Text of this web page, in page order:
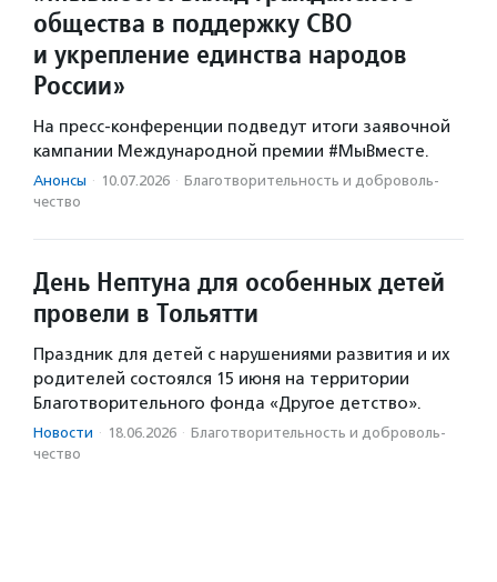
общества в поддержку СВО
и укрепление единства народов
России»
На пресс-конференции подведут итоги заявочной
кампании Международной премии #МыВместе.
Анонсы · 10.07.2026 · Благотвори­тель­ность и доброволь­
чест­во
День Нептуна для особенных детей
провели в Тольятти
Праздник для детей с нарушениями развития и их
родителей состоялся 15 июня на территории
Благотворительного фонда «Другое детство».
Новости · 18.06.2026 · Благотвори­тель­ность и доброволь­
чест­во